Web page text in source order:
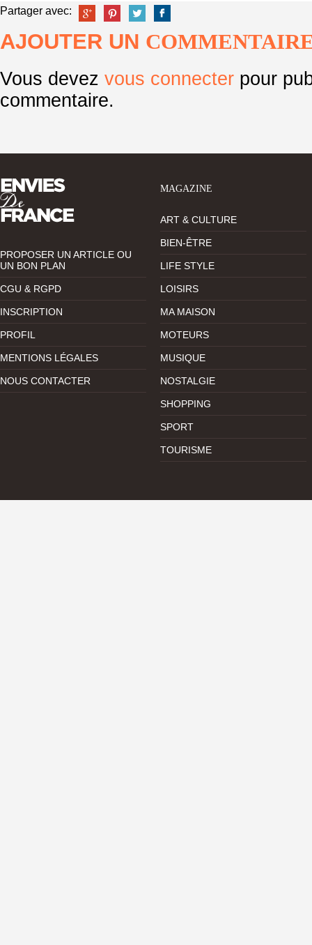
Partager avec:
AJOUTER UN
Vous devez vous connecter pour
commentaire.
PROPOSER UN ARTICLE OU
UN BON PLAN
CGU & RGPD
INSCRIPTION
PROFIL
MENTIONS LÉGALES
NOUS CONTACTER
MAGAZINE
ART & CULTURE
BIEN-ÊTRE
LIFE STYLE
LOISIRS
MA MAISON
MOTEURS
MUSIQUE
NOSTALGIE
SHOPPING
SPORT
TOURISME